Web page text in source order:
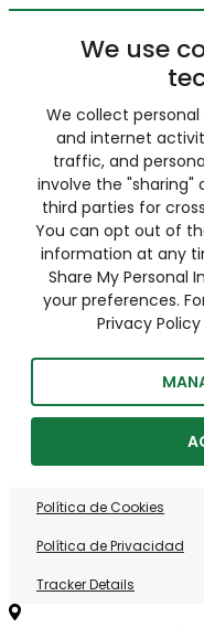
We use
We collect
and internet
traffic, and
involve the "sharing"
third parties for
You can opt out of
information at any
Share My Personal
your preferences.
Privacy
Política de Cookies
Política de Privacidad
Tracker Details